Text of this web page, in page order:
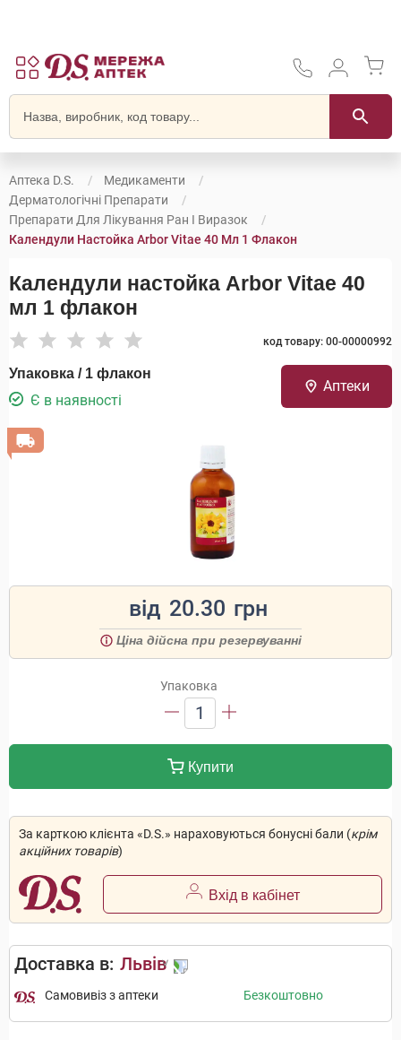
Аптека D.S.
Медикаменти
Дерматологічні Препарати
Препарати Для Лікування Ран І Виразок
Календули Настойка Arbor Vitae 40 Мл 1 Флакон
Календули настойка Arbor Vitae 40
мл 1 флакон
код товару: 00-00000992
Упаковка / 1 флакон
Є в наявності
Аптеки
від 20.30 грн
Ціна дійсна при резервуванні
Упаковка
1
Купити
За карткою клієнта «D.S.» нараховуються бонусні бали (крім
акційних товарів)
Вхід в кабінет
Доставка в: Львів
Самовивіз з аптеки Безкоштовно